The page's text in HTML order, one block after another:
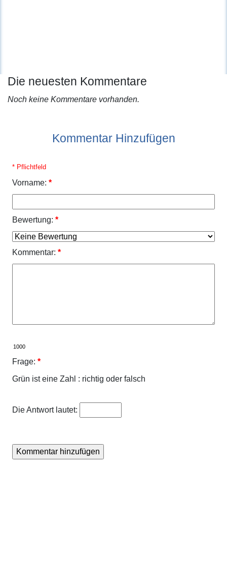
Die neuesten Kommentare
Noch keine Kommentare vorhanden.
Kommentar Hinzufügen
* Pflichtfeld
Vorname: *
Bewertung: *
Kommentar: *
Frage: *
Grün ist eine Zahl : richtig oder falsch
Die Antwort lautet: